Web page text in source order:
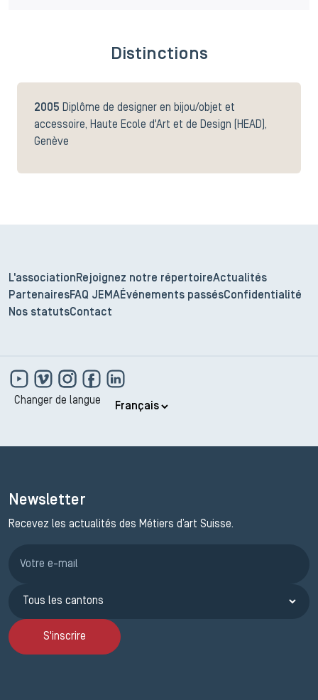
Distinctions
2005 Diplôme de designer en bijou/objet et
accessoire, Haute Ecole d'Art et de Design (HEAD),
Genève
L'association Rejoignez notre répertoireActualités
PartenairesFAQ JEMAÉvénements passésConfidentialité
Nos statutsContact
Changer de langue
Newsletter
Recevez les actualités des Métiers d’art Suisse.
S'inscrire